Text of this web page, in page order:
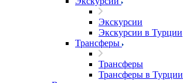
Экскурсии
Экскурсии в Турции
Трансферы
Трансферы
Трансферы в Турции